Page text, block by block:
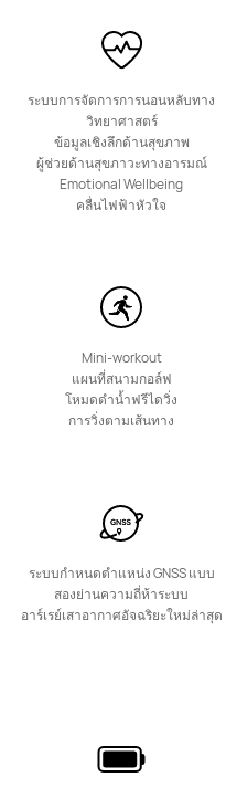
ระบบการจัดการการนอนหลับทาง
วิทยาศาสตร์
ข้อมูลเชิงลึกด้านสุขภาพ
ผู้ช่วยด้านสุขภาวะทางอารมณ์
Emotional Wellbeing
คลื่นไฟฟ้าหัวใจ
Mini-workout
แผนที่สนามกอล์ฟ
โหมดดำน้ำฟรีไดวิ่ง
การวิ่งตามเส้นทาง
ระบบกำหนดตำแหน่ง GNSS แบบ
สองย่านความถี่ห้าระบบ
อาร์เรย์เสาอากาศอัจฉริยะใหม่ล่าสุด